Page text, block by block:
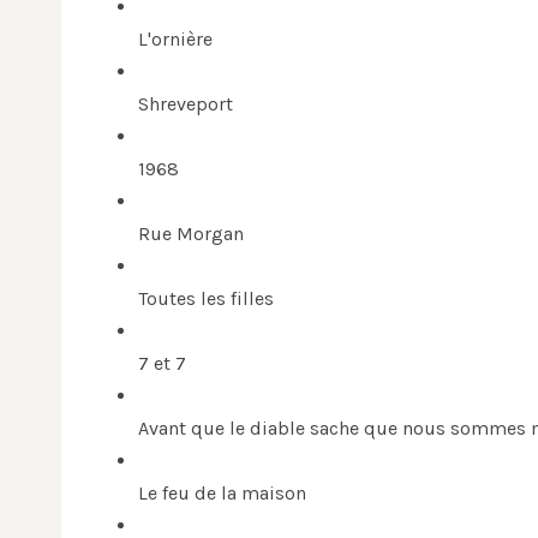
L'ornière
Shreveport
1968
Rue Morgan
Toutes les filles
7 et 7
Avant que le diable sache que nous sommes
Le feu de la maison